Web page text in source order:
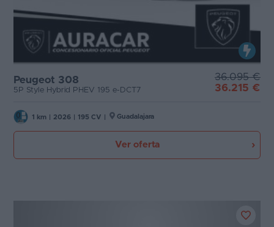
Peugeot 308
5P Style Hybrid PHEV 195 e-DCT7
36.095 €
36.215 €
1 km 2026 195 CV Guadalajara
Ver oferta